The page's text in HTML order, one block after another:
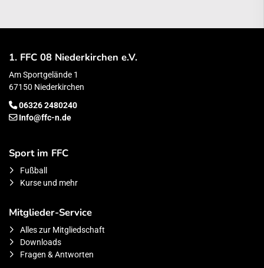
1. FFC 08 Niederkirchen e.V.
Am Sportgelände 1
67150 Niederkirchen
06326 2480240
Info@ffc-n.de
Sport im FFC
Fußball
Kurse und mehr
Mitglieder-Service
Alles zur Mitgliedschaft
Downloads
Fragen & Antworten